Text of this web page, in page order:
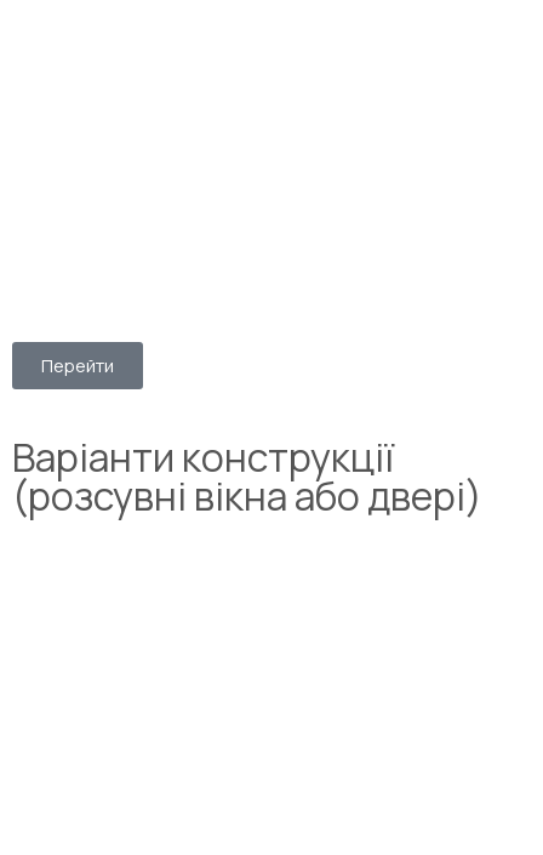
Перейти
Варіанти конструкції
(розсувні вікна або двері)